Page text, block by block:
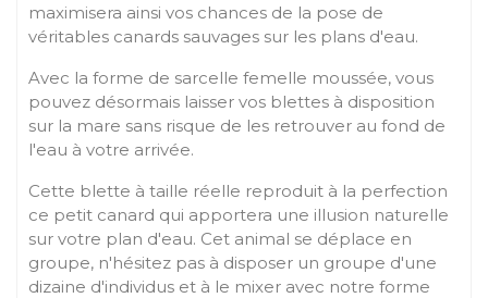
maximisera ainsi vos chances de la pose de
véritables canards sauvages sur les plans d'eau.
Avec la forme de sarcelle femelle moussée, vous
pouvez désormais laisser vos blettes à disposition
sur la mare sans risque de les retrouver au fond de
l'eau à votre arrivée.
Cette blette à taille réelle reproduit à la perfection
ce petit canard qui apportera une illusion naturelle
sur votre plan d'eau. Cet animal se déplace en
groupe, n'hésitez pas à disposer un groupe d'une
dizaine d'individus et à le mixer avec notre forme